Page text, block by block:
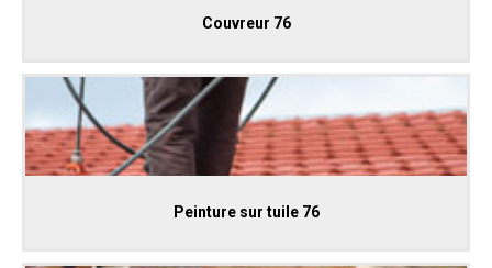
Couvreur 76
Peinture sur tuile 76